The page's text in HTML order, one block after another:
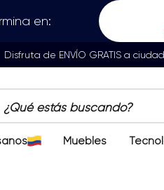
en:
Disfruta de ENVÍO GRATIS a
estás buscando?
Muebles